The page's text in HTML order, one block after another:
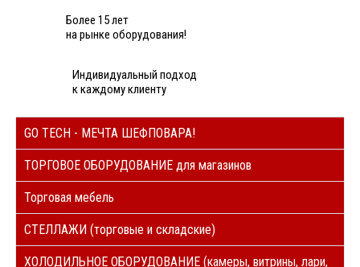
Более 15 лет
на рынке оборудования!
Индивидуальный подход
к каждому клиенту
GO TECH - МЕЧТА ШЕФПОВАРА!
ТОРГОВОЕ ОБОРУДОВАНИЕ для магазинов
Торговая мебель
СТЕЛЛАЖИ (торговые и складские)
ХОЛОДИЛЬНОЕ ОБОРУДОВАНИЕ (камеры, витрины, лари,